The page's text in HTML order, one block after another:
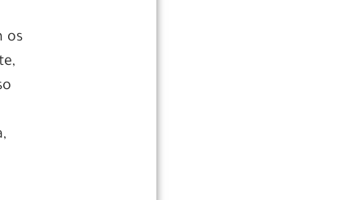
os